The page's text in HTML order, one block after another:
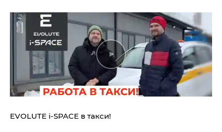
EVOLUTE i‑SPACE в такси!